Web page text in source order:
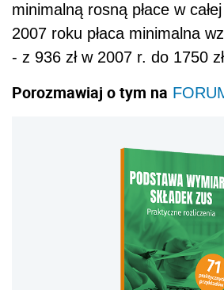
minimalną rosną płace w
2007 roku płaca minimalna
- z 936 zł w 2007 r. do 1750
Porozmawiaj o tym na